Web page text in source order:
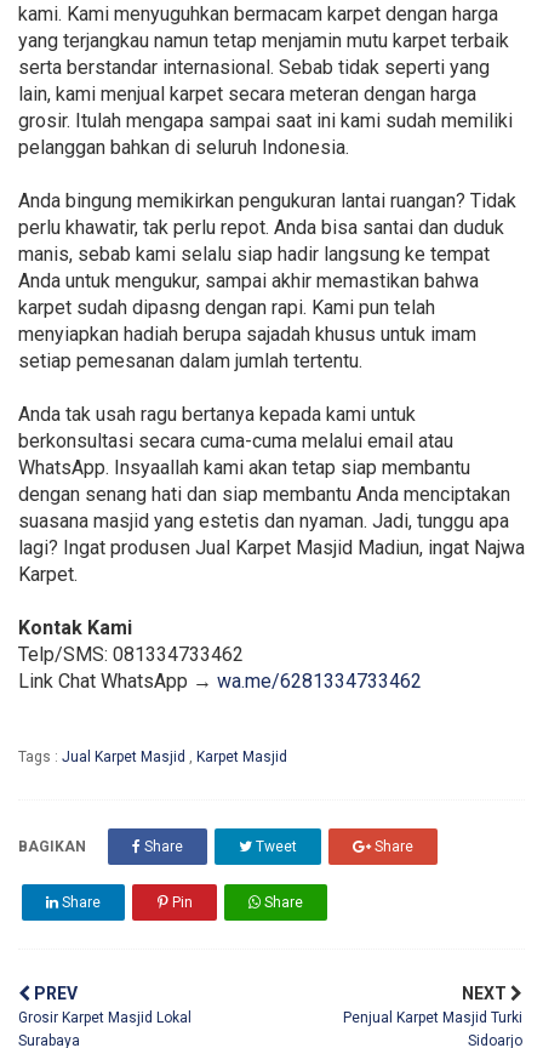
kami. Kami menyuguhkan bermacam karpet dengan harga
yang terjangkau namun tetap menjamin mutu karpet terbaik
serta berstandar internasional. Sebab tidak seperti yang
lain, kami menjual karpet secara meteran dengan harga
grosir. Itulah mengapa sampai saat ini kami sudah memiliki
pelanggan bahkan di seluruh Indonesia.
Anda bingung memikirkan pengukuran lantai ruangan? Tidak
perlu khawatir, tak perlu repot. Anda bisa santai dan duduk
manis, sebab kami selalu siap hadir langsung ke tempat
Anda untuk mengukur, sampai akhir memastikan bahwa
karpet sudah dipasng dengan rapi. Kami pun telah
menyiapkan hadiah berupa sajadah khusus untuk imam
setiap pemesanan dalam jumlah tertentu.
Anda tak usah ragu bertanya kepada kami untuk
berkonsultasi secara cuma-cuma melalui email atau
WhatsApp. Insyaallah kami akan tetap siap membantu
dengan senang hati dan siap membantu Anda menciptakan
suasana masjid yang estetis dan nyaman. Jadi, tunggu apa
lagi? Ingat produsen Jual Karpet Masjid Madiun, ingat Najwa
Karpet.
Kontak Kami
Telp/SMS: 081334733462
Link Chat WhatsApp → wa.me/6281334733462
Tags : Jual Karpet Masjid Karpet Masjid
BAGIKAN Share Tweet Share
Share Pin Share
PREV
Grosir Karpet Masjid Lokal
Surabaya
NEXT
Penjual Karpet Masjid Turki
Sidoarjo